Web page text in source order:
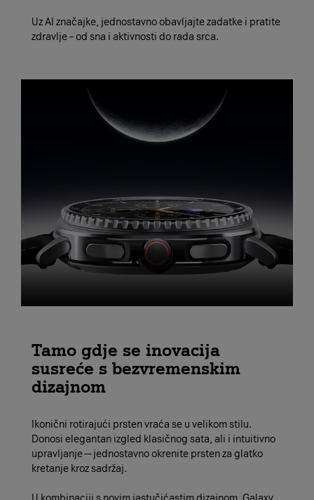
Uz AI značajke, jednostavno obavljajte zadatke i pratite
zdravlje – od sna i aktivnosti do rada srca.
Tamo gdje se inovacija
susreće s bezvremenskim
dizajnom
Ikonični rotirajući prsten vraća se u velikom stilu.
Donosi elegantan izgled klasičnog sata, ali i intuitivno
upravljanje — jednostavno okrenite prsten za glatko
kretanje kroz sadržaj.